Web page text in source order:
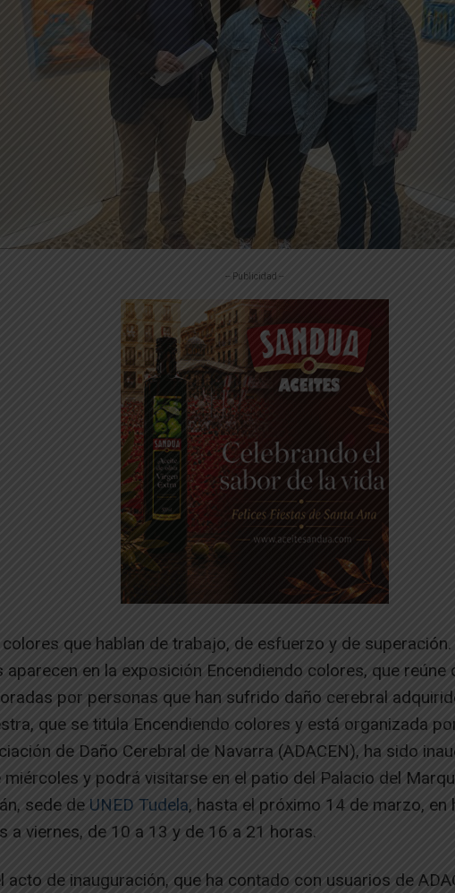
-- Publicidad --
colores que hablan de trabajo, de esfuerzo y de
aparecen en la exposición Encendiendo colores, que reúne
por personas que han sufrido daño cerebral
que se titula Encendiendo colores y está organizada
de Daño Cerebral de Navarra (ADACEN), ha sido
miércoles y podrá visitarse en el patio del Palacio del
sede de UNED Tudela, hasta el próximo 14 de marzo, en
a viernes, de 10 a 13 y de 16 a 21 horas.
acto de inauguración, que ha contado con usuarios de